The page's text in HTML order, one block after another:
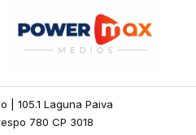
| 105.1 Laguna Paiva
780 CP 3018